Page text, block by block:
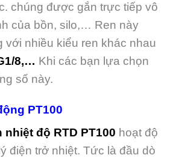
chúng được gắn trực tiếp vô
của bồn, silo,… Ren này
với nhiều kiểu ren khác nhau
8,… Khi các bạn lựa chọn
số này.
PT100
độ RTD PT100 hoạt độ
điện trở nhiệt. Tức là đầu dò